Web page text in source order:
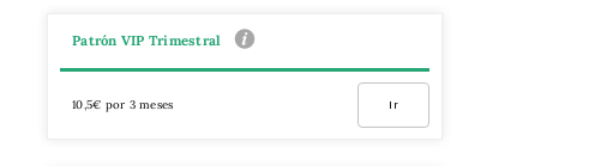
Patrón VIP Trimestral
10,5€ por 3 meses Ir